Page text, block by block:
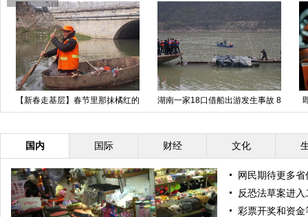
【新春走基层】春节里那抹橘红的
风景线（组图）
湖南一家18口借船出游发生事故 8
人遇难1人失踪
国内 国际 财经 文化
网民期待更多
反恐法草案进
彩票开奖和资